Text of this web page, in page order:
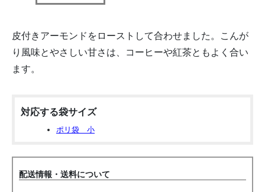
皮付きアーモンドをローストして合わせました。こんが
り風味とやさしい甘さは、コーヒーや紅茶ともよく合い
ます。
対応する袋サイズ
ポリ袋 小
配送情報・送料について